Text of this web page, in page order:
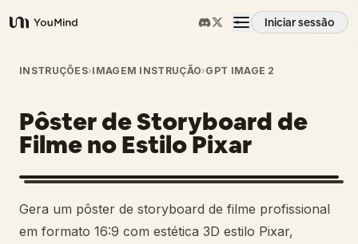
YouMind
Iniciar sessão
Visão geral
Casos de uso
Habilidades
Prompts
INSTRUÇÕES›IMAGEM INSTRUÇÃO›GPT IMAGE 2
Pôster de Storyboard de
Filme no Estilo Pixar
Gera um pôster de storyboard de filme profissional
em formato 16:9 com estética 3D estilo Pixar,